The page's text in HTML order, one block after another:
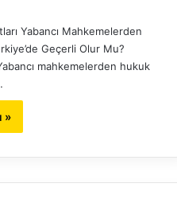
Yabancı Mahkemelerden
Geçerli Olur Mu?
mahkemelerden hukuk
»